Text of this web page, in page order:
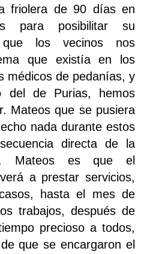
friolera de 90 días en
para posibilitar su
que los vecinos nos
que existía en los
médicos de pedanías, y
del de Purias, hemos
Mateos que se pusiera
nada durante estos
directa de la
Mateos es que el
a prestar servicios,
hasta el mes de
trabajos, después de
precioso a todos,
que se encargaron el